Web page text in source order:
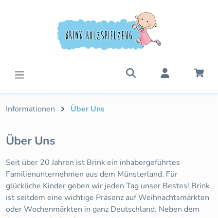
Informationen Über Uns
Über Uns
Seit über 20 Jahren ist Brink ein inhabergeführtes
Familienunternehmen aus dem Münsterland. Für
glückliche Kinder geben wir jeden Tag unser Bestes! Brink
ist seitdem eine wichtige Präsenz auf Weihnachtsmärkten
oder Wochenmärkten in ganz Deutschland. Neben dem